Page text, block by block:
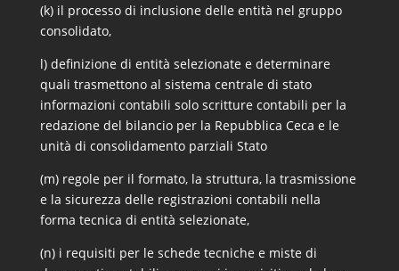
(k) il processo di inclusione delle entità nel gruppo
consolidato,
l) definizione di entità selezionate e determinare
quali trasmettono al sistema centrale di stato
informazioni contabili solo scritture contabili per la
redazione del bilancio per la Repubblica Ceca e le
unità di consolidamento parziali Stato
(m) regole per il formato, la struttura, la trasmissione
e la sicurezza delle registrazioni contabili nella
forma tecnica di entità selezionate,
(n) i requisiti per le schede tecniche e miste di